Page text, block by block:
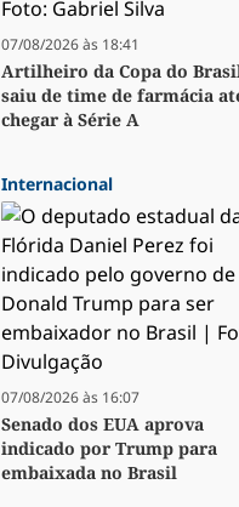
07/08/2026 às 18:41
Artilheiro da Copa do
saiu de time de farmácia
chegar à Série A
Internacional
07/08/2026 às 16:07
Senado dos EUA aprova
indicado por Trump para
embaixada no Brasil